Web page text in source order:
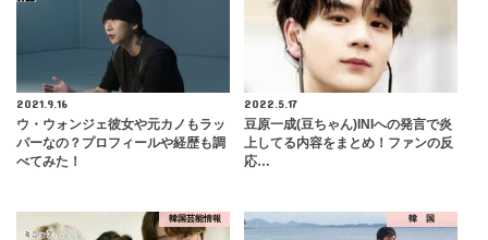
2021.9.16
ウ・ウォンジェ彼女や元カノもラッ
パーなの？プロフィールや経歴も調
べてみた！
2022.5.17
豆原一成(豆ちゃん)INIへの発言で炎
上してる内容をまとめ！ファンの反
応…
韓国芸能情報 韓 国